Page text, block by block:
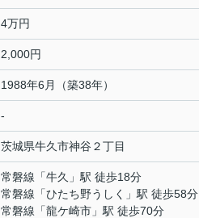
4万円
2,000円
1988年6月（築38年）
-
茨城県牛久市神谷 ２丁目
常磐線 「牛久 」駅 徒歩18分
常磐線 「ひたち野うしく
」駅 徒歩58分
常磐線 「龍ケ崎市 」駅 徒歩70分